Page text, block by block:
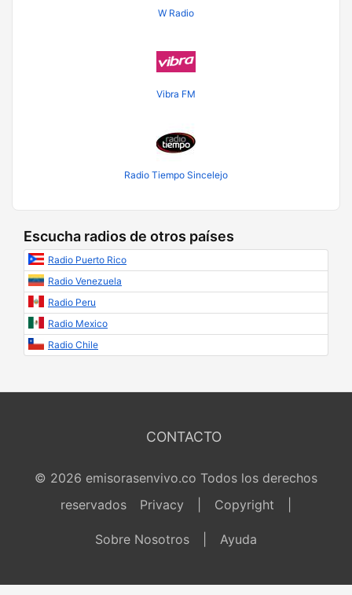
W Radio
Vibra FM
Radio Tiempo Sincelejo
Escucha radios de otros países
Radio Puerto Rico
Radio Venezuela
Radio Peru
Radio Mexico
Radio Chile
CONTACTO
© 2026 emisorasenvivo.co Todos los derechos
reservados
Privacy Copyright
Sobre Nosotros Ayuda